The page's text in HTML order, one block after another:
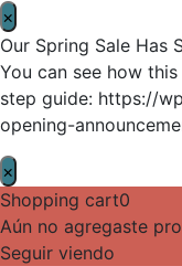
×
Our Spring Sale Has
You can see how
step guide: https://
opening-
×
Shopping cart0
Aún no agregaste
Seguir viendo